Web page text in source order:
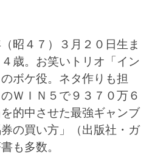
４７）３月２０日生ま
歳。お笑いトリオ「イン
ボケ役。ネタ作りも担
ＷＩＮ５で９３７０万６
的中させた最強ギャンブ
の買い方」（出版社・ガ
も多数。